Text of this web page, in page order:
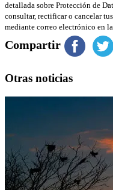
detallada sobre Protección de
consultar, rectificar o cancelar
mediante correo electrónico en
Compartir
Otras noticias